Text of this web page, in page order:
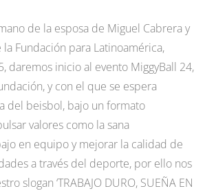
de la esposa de Miguel Cabrera y
Fundación para Latinoamérica,
daremos inicio al evento MiggyBall 24,
y con el que se espera
del beisbol, bajo un formato
valores como la sana
en equipo y mejorar la calidad de
a través del deporte, por ello nos
slogan ‘TRABAJO DURO, SUEÑA EN